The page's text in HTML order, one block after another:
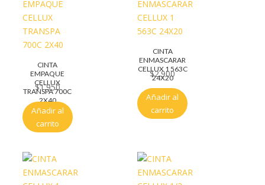
CINTA
EMPAQUE
CELLUX
TRANSPA 700C
2X40
$1.950
Añadir al
carrito
CINTA
ENMASCARAR
CELLUX 1 563C
24X20
$2.900
Añadir al
carrito